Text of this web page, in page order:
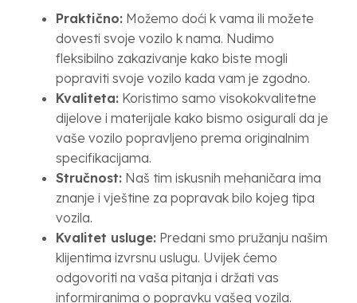
Praktično: Možemo doći k vama ili možete
dovesti svoje vozilo k nama. Nudimo
fleksibilno zakazivanje kako biste mogli
popraviti svoje vozilo kada vam je zgodno.
Kvaliteta: Koristimo samo visokokvalitetne
dijelove i materijale kako bismo osigurali da je
vaše vozilo popravljeno prema originalnim
specifikacijama.
Stručnost: Naš tim iskusnih mehaničara ima
znanje i vještine za popravak bilo kojeg tipa
vozila.
Kvalitet usluge: Predani smo pružanju našim
klijentima izvrsnu uslugu. Uvijek ćemo
odgovoriti na vaša pitanja i držati vas
informiranima o popravku vašeg vozila.